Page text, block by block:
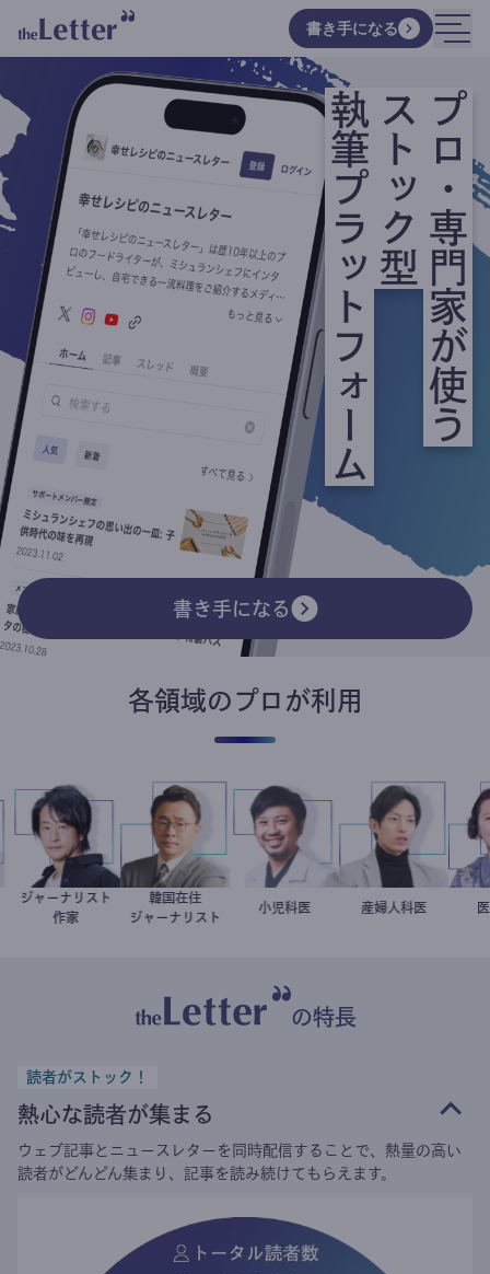
書き手になる
プロ・専門家が使う
ストック型
執筆プラットフォーム
書き手になる
各領域のプロが利用
鈴木エイト
ジャーナリスト
作家
徐台教
韓国在住
ジャーナリスト
今西洋介
小児科医 重見大介
産婦人科医
の特長
読者がストック！
熱心な読者が集まる
ウェブ記事とニュースレターを同時配信することで、熱量の高い
読者がどんどん集まり、記事を読み続けてもらえます。